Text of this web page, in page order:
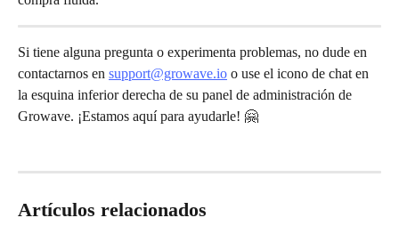
Si tiene alguna pregunta o experimenta problemas, no dude en
contactarnos en support@growave.io o use el icono de chat en
la esquina inferior derecha de su panel de administración de
Growave. ¡Estamos aquí para ayudarle! 🤗
Artículos relacionados